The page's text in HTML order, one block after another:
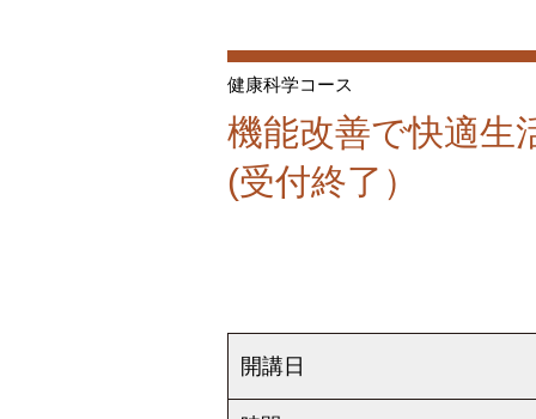
健康科学コース
機能改善で快適
(受付終了）
開講日